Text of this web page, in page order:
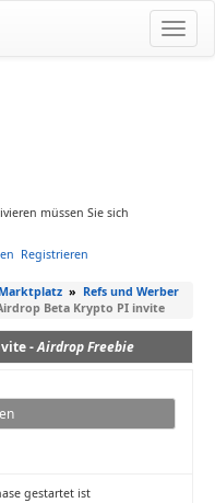
müssen Sie sich
Registrieren
» Refs und Werber
Beta Krypto PI invite
-Airdrop Freebie
gestartet ist